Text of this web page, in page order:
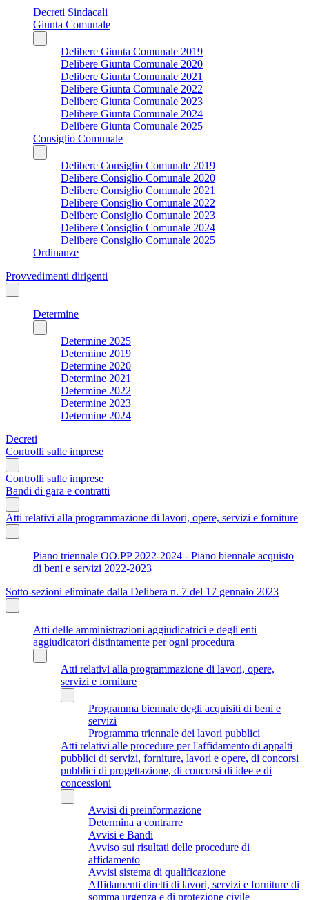
Decreti Sindacali
Giunta Comunale
Delibere Giunta Comunale 2019
Delibere Giunta Comunale 2020
Delibere Giunta Comunale 2021
Delibere Giunta Comunale 2022
Delibere Giunta Comunale 2023
Delibere Giunta Comunale 2024
Delibere Giunta Comunale 2025
Consiglio Comunale
Delibere Consiglio Comunale 2019
Delibere Consiglio Comunale 2020
Delibere Consiglio Comunale 2021
Delibere Consiglio Comunale 2022
Delibere Consiglio Comunale 2023
Delibere Consiglio Comunale 2024
Delibere Consiglio Comunale 2025
Ordinanze
Provvedimenti dirigenti
Determine
Determine 2025
Determine 2019
Determine 2020
Determine 2021
Determine 2022
Determine 2023
Determine 2024
Decreti
Controlli sulle imprese
Controlli sulle imprese
Bandi di gara e contratti
Atti relativi alla programmazione di lavori, opere, servizi e forniture
Piano triennale OO.PP 2022-2024 - Piano biennale acquisto
di beni e servizi 2022-2023
Sotto-sezioni eliminate dalla Delibera n. 7 del 17 gennaio 2023
Atti delle amministrazioni aggiudicatrici e degli enti
aggiudicatori distintamente per ogni procedura
Atti relativi alla programmazione di lavori, opere,
servizi e forniture
Programma biennale degli acquisiti di beni e
servizi
Programma triennale dei lavori pubblici
Atti relativi alle procedure per l'affidamento di appalti
pubblici di servizi, forniture, lavori e opere, di concorsi
pubblici di progettazione, di concorsi di idee e di
concessioni
Avvisi di preinformazione
Determina a contrarre
Avvisi e Bandi
Avviso sui risultati delle procedure di
affidamento
Avvisi sistema di qualificazione
Affidamenti diretti di lavori, servizi e forniture di
somma urgenza e di protezione civile